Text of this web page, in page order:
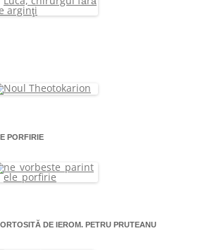
PORFIRIE
DE IEROM. PETRU PRUTEANU